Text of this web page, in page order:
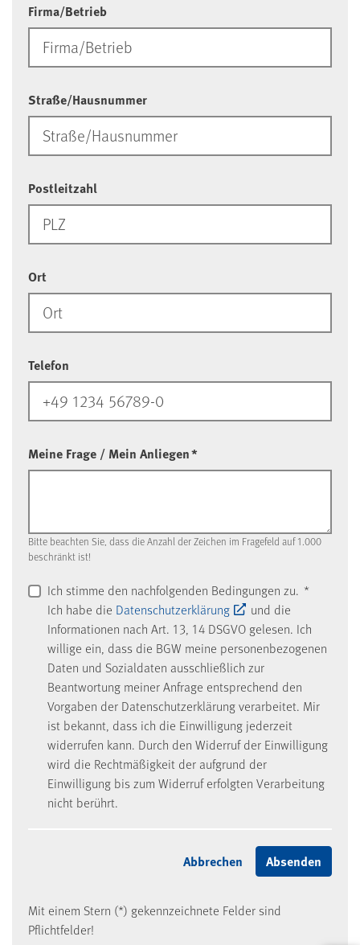
Firma/Betrieb
Straße/Hausnummer
Postleitzahl
Ort
Telefon
Meine Frage / Mein Anliegen*
Bitte beachten Sie, dass die Anzahl der Zeichen im Fragefeld auf 1.000
beschränkt ist!
Ich stimme den nachfolgenden Bedingungen zu. *
Ich habe die Datenschutzerklärung
und die
Informationen nach Art. 13, 14 DSGVO gelesen. Ich
willige ein, dass die BGW meine personenbezogenen
Daten und Sozialdaten ausschließlich zur
Beantwortung meiner Anfrage entsprechend den
Vorgaben der Datenschutzerklärung verarbeitet. Mir
ist bekannt, dass ich die Einwilligung jederzeit
widerrufen kann. Durch den Widerruf der Einwilligung
wird die Rechtmäßigkeit der aufgrund der
Einwilligung bis zum Widerruf erfolgten Verarbeitung
nicht berührt.
Mit einem Stern (*) gekennzeichnete Felder sind
Pflichtfelder!